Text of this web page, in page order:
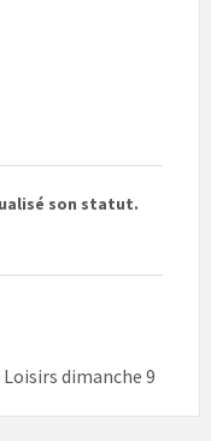
son statut.
dimanche 9